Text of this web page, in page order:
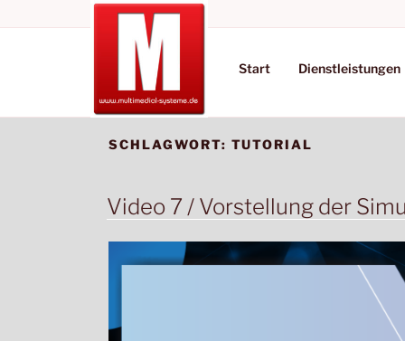
Inhalt
MULTIMEDIAL-
Wir bieten die Lösungen
Start Dienstleistungen
SCHLAGWORT: TUTORIAL
Video 7 / Vorstellung der